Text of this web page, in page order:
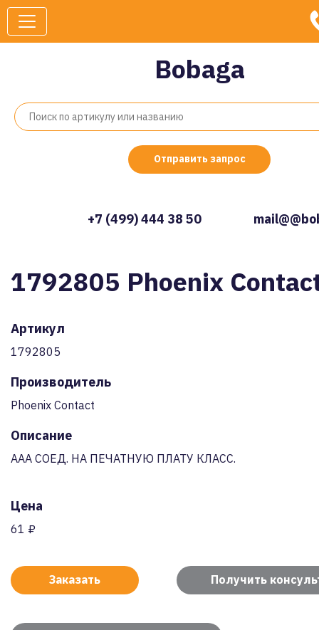
Bobaga
Отправить запрос
+7 (499) 444 38 50
1792805 Phoenix
Артикул
1792805
Производитель
Phoenix Contact
Описание
AAA СОЕД. НА ПЕЧАТНУЮ ПЛАТУ КЛАСС.
Цена
61 ₽
Заказать Получить